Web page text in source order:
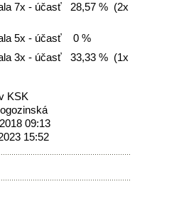
7x - účasť 28,57 % (2x
5x - účasť 0 %
3x - účasť 33,33 % (1x
KSK
09:13
15:52